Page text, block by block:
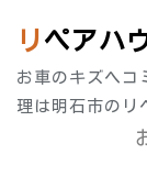
リペア
お車のキズヘコ
理は明石市のリ